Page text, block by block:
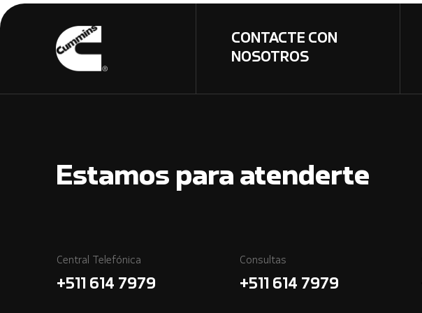
CONTACTE CON
NOSOTROS
Estamos para atenderte
Central Telefónica
+511 614 7979
Consultas
+511 614 7979